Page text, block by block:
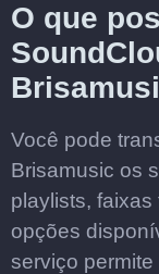
O que
Você pode
Brisamusic os
playlists,
opções
serviço